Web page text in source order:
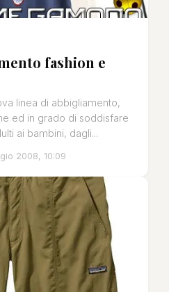
fashion e
linea di abbigliamento,
ed in grado di soddisfare
ai bambini, dagli...
2008, 10:09